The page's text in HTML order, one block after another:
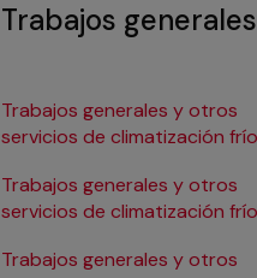
Trabajos
Trabajos generales y otros
servicios de climatización frío
Trabajos generales y otros
servicios de climatización frío
Trabajos generales y otros